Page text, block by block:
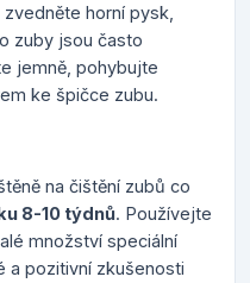
horní pysk,
zuby jsou často
jemně, pohybujte
ke špičce zubu.
na čištění zubů co
8-10 týdnů. Používejte
množství speciální
a pozitivní zkušenosti